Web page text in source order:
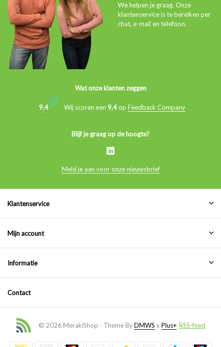
We helpen je graag. Onze
klantenservice is te bereiken per
chat, e-mail en telefoon.
Wat onze klanten zeggen
9,4 Wij scoren een 9,4op Feedback Company
Blijf je graag op de hoogte?
Meld je aan voor onze nieuwsbrief
Klantenservice
Mijn account
Informatie
Contact
© 2026 MerakiShop - Theme ByDMWS x Plus+ RSS-feed